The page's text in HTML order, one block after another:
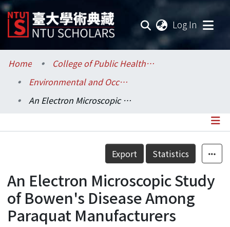
Log In
Communities & Collections
Research Outputs
Statistics
Home
College of Public Health / 公共衛生學院
Environmental and Occupational Health Sciences / 環境與職業健康科學研究所
An Electron Microscopic Study of Bowen's Disease Among Paraquat Manufacturers
Details
Export Statistics
An Electron Microscopic Study
of Bowen's Disease Among
Paraquat Manufacturers